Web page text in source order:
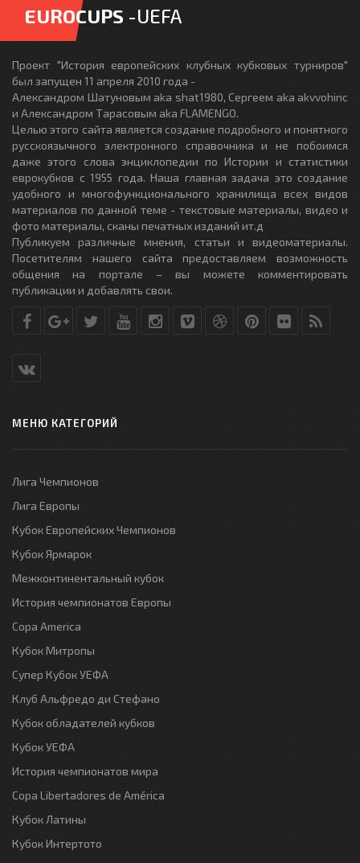
EUROCUPS -UEFA
Проект "История европейских клубных кубковых турниров"
был запущен 11 апреля 2010 года -
Александром Шатуновым aka shat1980, Сергеем aka akvvohinc
и Александром Тарасовым aka FLAMENGO.
Целью этого сайта является создание подробного и понятного
русскоязычного электронного справочника и не побоимся
даже этого слова энциклопедии по Истории и статистики
еврокубков с 1955 года. Наша главная задача это создание
удобного и многофункционального хранилища всех видов
материалов по данной теме - текстовые материалы, видео и
фото материалы, сканы печатных изданий ит.д
Публикуем различные мнения, статьи и видеоматериалы.
Посетителям нашего сайта предоставляем возможность
общения на портале – вы можете комментировать
публикации и добавлять свои.
МЕНЮ КАТЕГОРИЙ
Лига Чемпионов
Лига Европы
Кубок Европейских Чемпионов
Кубок Ярмарок
Межконтинентальный кубок
История чемпионатов Европы
Copa America
Кубок Митропы
Супер Кубок УЕФА
Клуб Альфредо ди Стефано
Кубок обладателей кубков
Кубок УЕФА
История чемпионатов мира
Copa Libertadores de América
Кубок Латины
Кубок Интертото